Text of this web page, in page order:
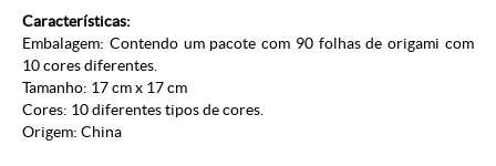
Características:
Embalagem: Contendo um pacote com 90 folhas de origami com
10 cores diferentes.
Tamanho: 17 cm x 17 cm
Cores: 10 diferentes tipos de cores.
Origem: China